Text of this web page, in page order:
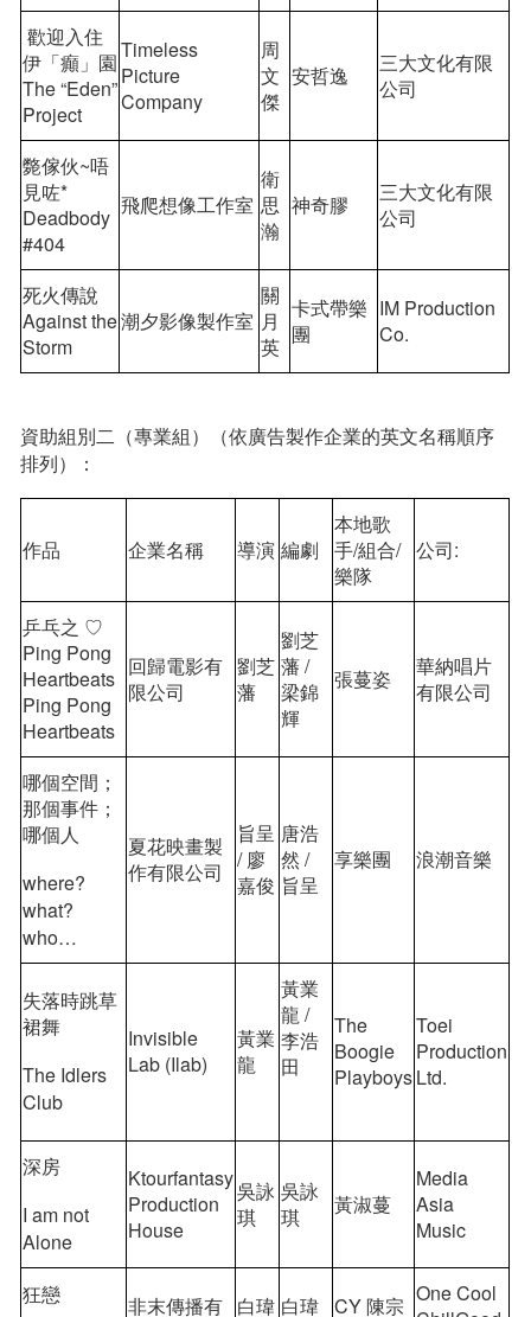
歡迎入住
伊「癲」園
The “Eden”
Project
Timeless
Picture
Company
周
文
傑
安哲逸
三大文化有限
公司
斃傢伙~唔
見咗*
Deadbody
#404
飛爬想像工作室
衛
思
瀚
神奇膠
三大文化有限
公司
死火傳說
Against the
Storm
潮夕影像製作室
關
月
英
卡式帶樂
團
IM Production
Co.
資助組別二（專業組）（依廣告製作企業的英文名稱順序
排列）：
作品 企業名稱 導演 編劇
本地歌
手/組合/
樂隊
公司:
乒乓之 ♡
Ping Pong
Heartbeats
Ping Pong
Heartbeats
回歸電影有
限公司
劉芝
藩
劉芝
藩 /
梁錦
輝
張蔓姿
華納唱片
有限公司
哪個空間；
那個事件；
哪個人
where?
what?
who…
夏花映畫製
作有限公司
旨呈
/ 廖
嘉俊
唐浩
然 /
旨呈
享樂團 浪潮音樂
失落時跳草
裙舞
The Idlers
Club
Invisible
Lab (Ilab)
黃業
龍
黃業
龍 /
李浩
田
The
Boogie
Playboys
Toei
Production
Ltd.
深房
I am not
Alone
Ktourfantasy
Production
House
吳詠
琪
吳詠
琪
黃淑蔓
Media
Asia
Music
狂戀 非末傳播有 白瑋 白瑋 CY 陳宗 One Cool